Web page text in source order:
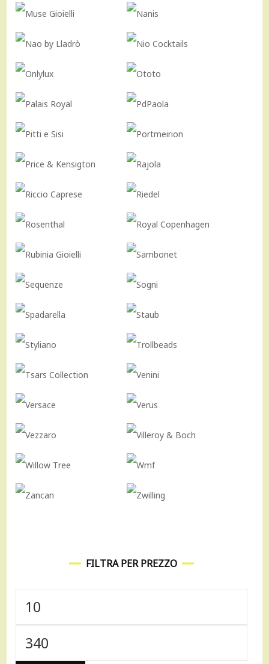
FILTRA PER PREZZO
Prezzo
Prezzo